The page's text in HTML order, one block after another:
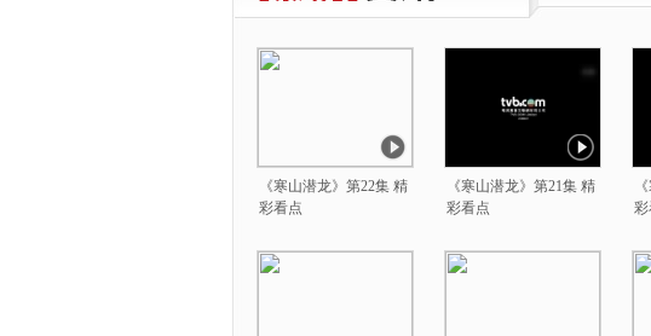
《寒山潜龙》第22集 精
彩看点
《寒山潜龙》第21集 精
彩看点
彩